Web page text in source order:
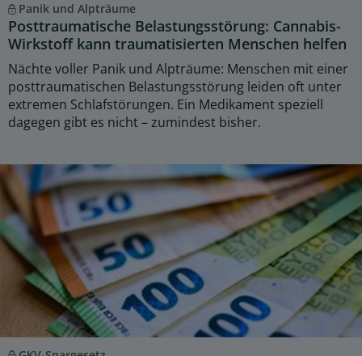
Panik und Alpträume
Posttraumatische Belastungsstörung: Cannabis-
Wirkstoff kann traumatisierten Menschen helfen
Nächte voller Panik und Alpträume: Menschen mit einer
posttraumatischen Belastungsstörung leiden oft unter
extremen Schlafstörungen. Ein Medikament speziell
dagegen gibt es nicht – zumindest bisher.